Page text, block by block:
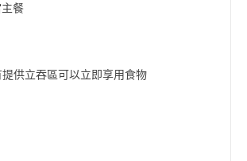
餐
供立吞區可以立即享用食物